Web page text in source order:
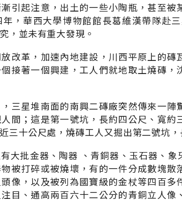
引起注意，出土的一些小陶瓶，甚至被
，華西大學博物館館長葛維漢帶隊赴
，並未有重大發現。
改革，加速內地建設，川西平原上的磚
接著一個興建，工人們就地取土燒磚，
三星堆南面的南興二磚廠突然傳來一陣
間；這是第一號坑，長約四公尺、寬約
三十公尺處，燒磚工人又掘出第二號坑
大批金器、陶器 、青銅器、玉石器、象
被打碎或被燒壞，有的一件分成數塊散
像，以及被列為國寶級的金杖等四百多
目、通高兩百六十二公分的青銅立人像